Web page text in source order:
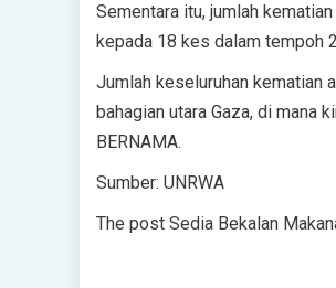
Sementara itu, jumlah
kepada 18 kes dalam tempoh
Jumlah keseluruhan kematian
bahagian utara Gaza, di mana
BERNAMA.
Sumber: UNRWA
The post Sedia Bekalan